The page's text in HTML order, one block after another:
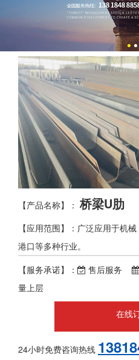
【产品名称】：桥梁U肋
【应用范围】：广泛应用于机
港口等多种行业。
【服务承诺】：
售后服务
量上层
在线
24小时免费咨询热线